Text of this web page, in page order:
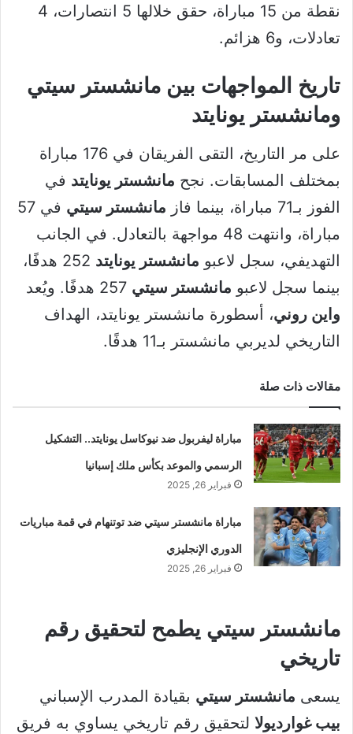
نقطة من 15 مباراة، حقق خلالها 5 انتصارات، 4
تعادلات، و6 هزائم.
تاريخ المواجهات بين مانشستر سيتي
ومانشستر يونايتد
على مر التاريخ، التقى الفريقان في 176 مباراة
بمختلف المسابقات. نجح مانشستر يونايتد في
الفوز بـ71 مباراة، بينما فاز
مانشستر سيتي
في 57
مباراة، وانتهت 48 مواجهة بالتعادل. في الجانب
التهديفي، سجل لاعبو مانشستر يونايتد
252 هدفًا،
بينما سجل لاعبو مانشستر سيتي
واين روني، أسطورة مانشستر يونايتد، الهداف
التاريخي لديربي مانشستر بـ11 هدفًا.
مقالات ذات صلة
مباراة ليفربول ضد نيوكاسل يونايتد.. التشكيل
الرسمي والموعد بكأس ملك إسبانيا
فبراير 26, 2025
مباراة مانشستر سيتي ضد توتنهام في قمة مباريات
الدوري الإنجليزي
فبراير 26, 2025
مانشستر سيتي يطمح لتحقيق رقم
تاريخي
يسعى مانشستر سيتي بقيادة المدرب الإسباني
بيب غوارديولا لتحقيق رقم تاريخي يساوي به فريق